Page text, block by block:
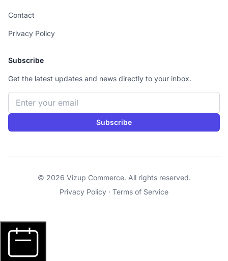
Contact
Privacy Policy
Subscribe
Get the latest updates and news directly to your inbox.
Email address
Subscribe
© 2026 Vizup Commerce. All rights reserved.
Privacy Policy · Terms of Service